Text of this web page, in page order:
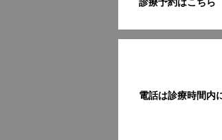
電話は診療時間内